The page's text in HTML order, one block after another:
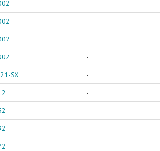
-
-
-
-
SX -
-
-
-
-